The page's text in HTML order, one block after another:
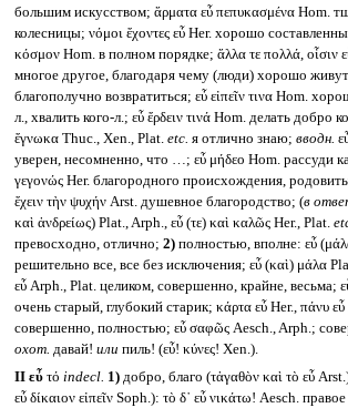
большим искусством; ἅρματα εὖ πεπυκασμένα Hom.
колесницы; νόμοι ἔχοντες εὖ Her. хорошо
κόσμον Hom. в полном порядке; ἄλλα τε πολλά, οἷσιν
многое другое, благодаря чему (люди) хорошо
благополучно возвратиться; εὖ εἰπεῖν τινα Hom.
л., хвалить кого-л.; εὖ ἔρδειν τινά Hom. делать добро
ἔγνωκα Thuc., Xen., Plat. etc. я отлично знаю; вводн.
уверен, несомненно, что …; εὖ μήδεο Hom. рассуди
γεγονώς Her. благородного происхождения,
ἔχειν τὴν ψυχήν Arst. душевное благородство; (в
καὶ ἀνδρείως) Plat., Arph., εὖ (τε) καὶ καλῶς Her., Plat.
превосходно, отлично; 2)полностью, вполне: εὖ
решительно все, все без исключения; εὖ (καὶ) μάλα
εὖ Arph., Plat. целиком, совершенно, крайне, весьма;
очень старый, глубокий старик; κάρτα εὖ Her., πάνυ
совершенно, полностью; εὖ σαφῶς Aesch., Arph.;
охот. давай! или пиль! (εὖ! κύνες! Xen.).
II εὖ τό indecl. 1)добро, благо (τἀγαθὸν καὶ τὸ εὖ
εὖ δίκαιον εἰπεῖν Soph.): τὸ δ᾽ εὖ νικάτω! Aesch.